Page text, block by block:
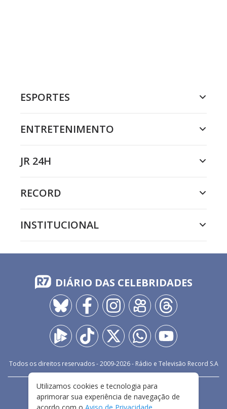
ESPORTES
ENTRETENIMENTO
JR 24H
RECORD
INSTITUCIONAL
DIÁRIO DAS CELEBRIDADES
Todos os direitos reservados - 2009-2026- Rádio e Televisão Record S.A
FALE CONOSCO
PRIVACIDADE
TERMOS E CONDIÇÕES DE USO
Utilizamos cookies e tecnologia para
aprimorar sua experiência de navegação de